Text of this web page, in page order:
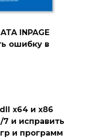
INPAGE
ошибку в
x64 и x86
7 и исправить
и программ